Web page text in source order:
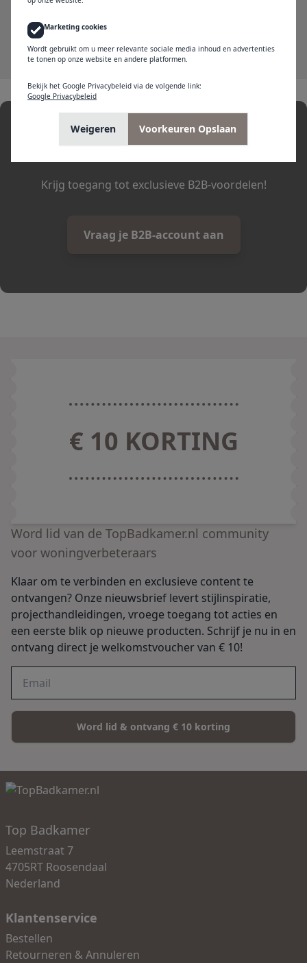
Levering binnen 1 week
Heeft u een bedrijf?
Krijg toegang tot exclusieve B2B-voordelen!
Vraag je B2B-account aan
€ 10 KORTING
Word lid van de TopBadkamer.nl community
voor woningverbeteraars
Klaar om te verbinden en exclusieve content te
ontvangen? Onze nieuwsbrief levert stijlinspiratie,
projecthandleidingen, vroege toegang tot acties en
een eerste blik op nieuwe producten. Schrijf je nu in en
ontvang direct je welkomstvoucher van € 10!
Word lid & ontvang € 10 korting
Top Badkamer
Leemstraat 7
4705RT Roosendaal
Nederland
Klantenservice
Bestellen
Retourneren & Annuleren
Marketing cookies
Wordt gebruikt om u meer relevante sociale media inhoud en advertenties
te tonen op onze website en andere platformen.
Bekijk het Google Privacybeleid via de volgende link:
Google Privacybeleid
Weigeren Voorkeuren Opslaan